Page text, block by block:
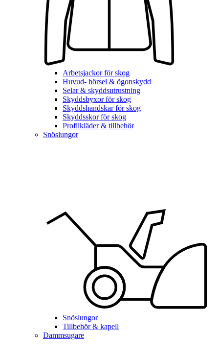
Arbetsjackor för skog
Huvud- hörsel & ögonskydd
Selar & skyddsutrustning
Skyddsbyxor för skog
Skyddshandskar för skog
Skyddsskor för skog
Profilkläder & tillbehör
Snöslungor
Snöslungor
Tillbehör & kapell
Dammsugare